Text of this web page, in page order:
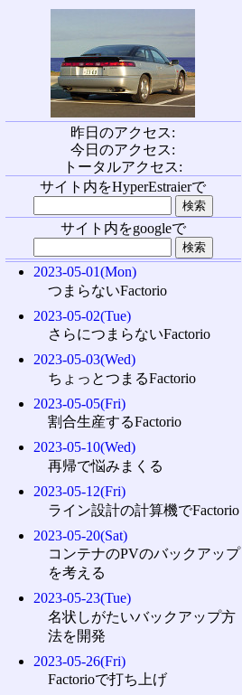
昨日のアクセス:
今日のアクセス:
トータルアクセス:
サイト内をHyperEstraierで
サイト内をgoogleで
2023-05-01(Mon)
つまらないFactorio
2023-05-02(Tue)
さらにつまらないFactorio
2023-05-03(Wed)
ちょっとつまるFactorio
2023-05-05(Fri)
割合生産するFactorio
2023-05-10(Wed)
再帰で悩みまくる
2023-05-12(Fri)
ライン設計の計算機でFactorio
2023-05-20(Sat)
コンテナのPVのバックアップ
を考える
2023-05-23(Tue)
名状しがたいバックアップ方
法を開発
2023-05-26(Fri)
Factorioで打ち上げ